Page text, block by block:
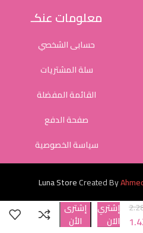
معلومات عنكـ
حسابى الشخصي
سلة المشتريات
القائمة المفضلة
صفحة الدفع
سياسة الخصوصية
Luna StoreCreated By
إشتري
الاَن
إشترى
الأن